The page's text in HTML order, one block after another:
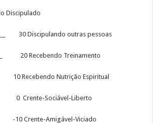
Discipulado
30 Discipulando outras pessoas
20 Recebendo Treinamento
10 Recebendo Nutrição Espiritual
Crente-Sociável-Liberto
Crente-Amigável-Viciado